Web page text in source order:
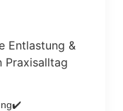
Entlastung &
Praxisalltag